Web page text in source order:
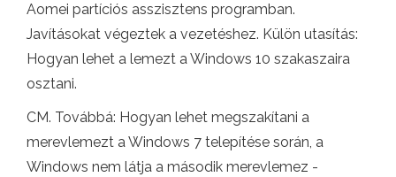
Aomei partíciós asszisztens programban.
Javításokat végeztek a vezetéshez. Külön utasítás:
Hogyan lehet a lemezt a Windows 10 szakaszaira
osztani.
CM. Továbbá: Hogyan lehet megszakítani a
merevlemezt a Windows 7 telepítése során, a
Windows nem látja a második merevlemez -